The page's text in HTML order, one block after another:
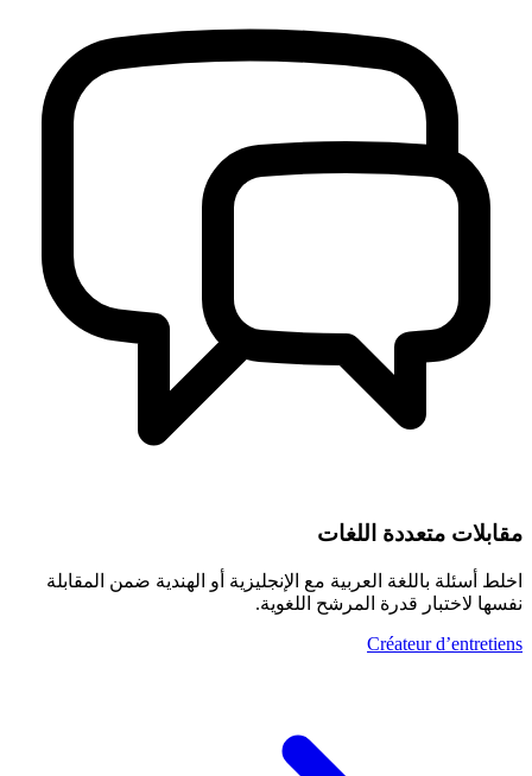
مقابلات متعددة اللغات
اخلط أسئلة باللغة العربية مع الإنجليزية أو الهندية ضمن المقابلة
نفسها لاختبار قدرة المرشح اللغوية.
Créateur d’entretiens